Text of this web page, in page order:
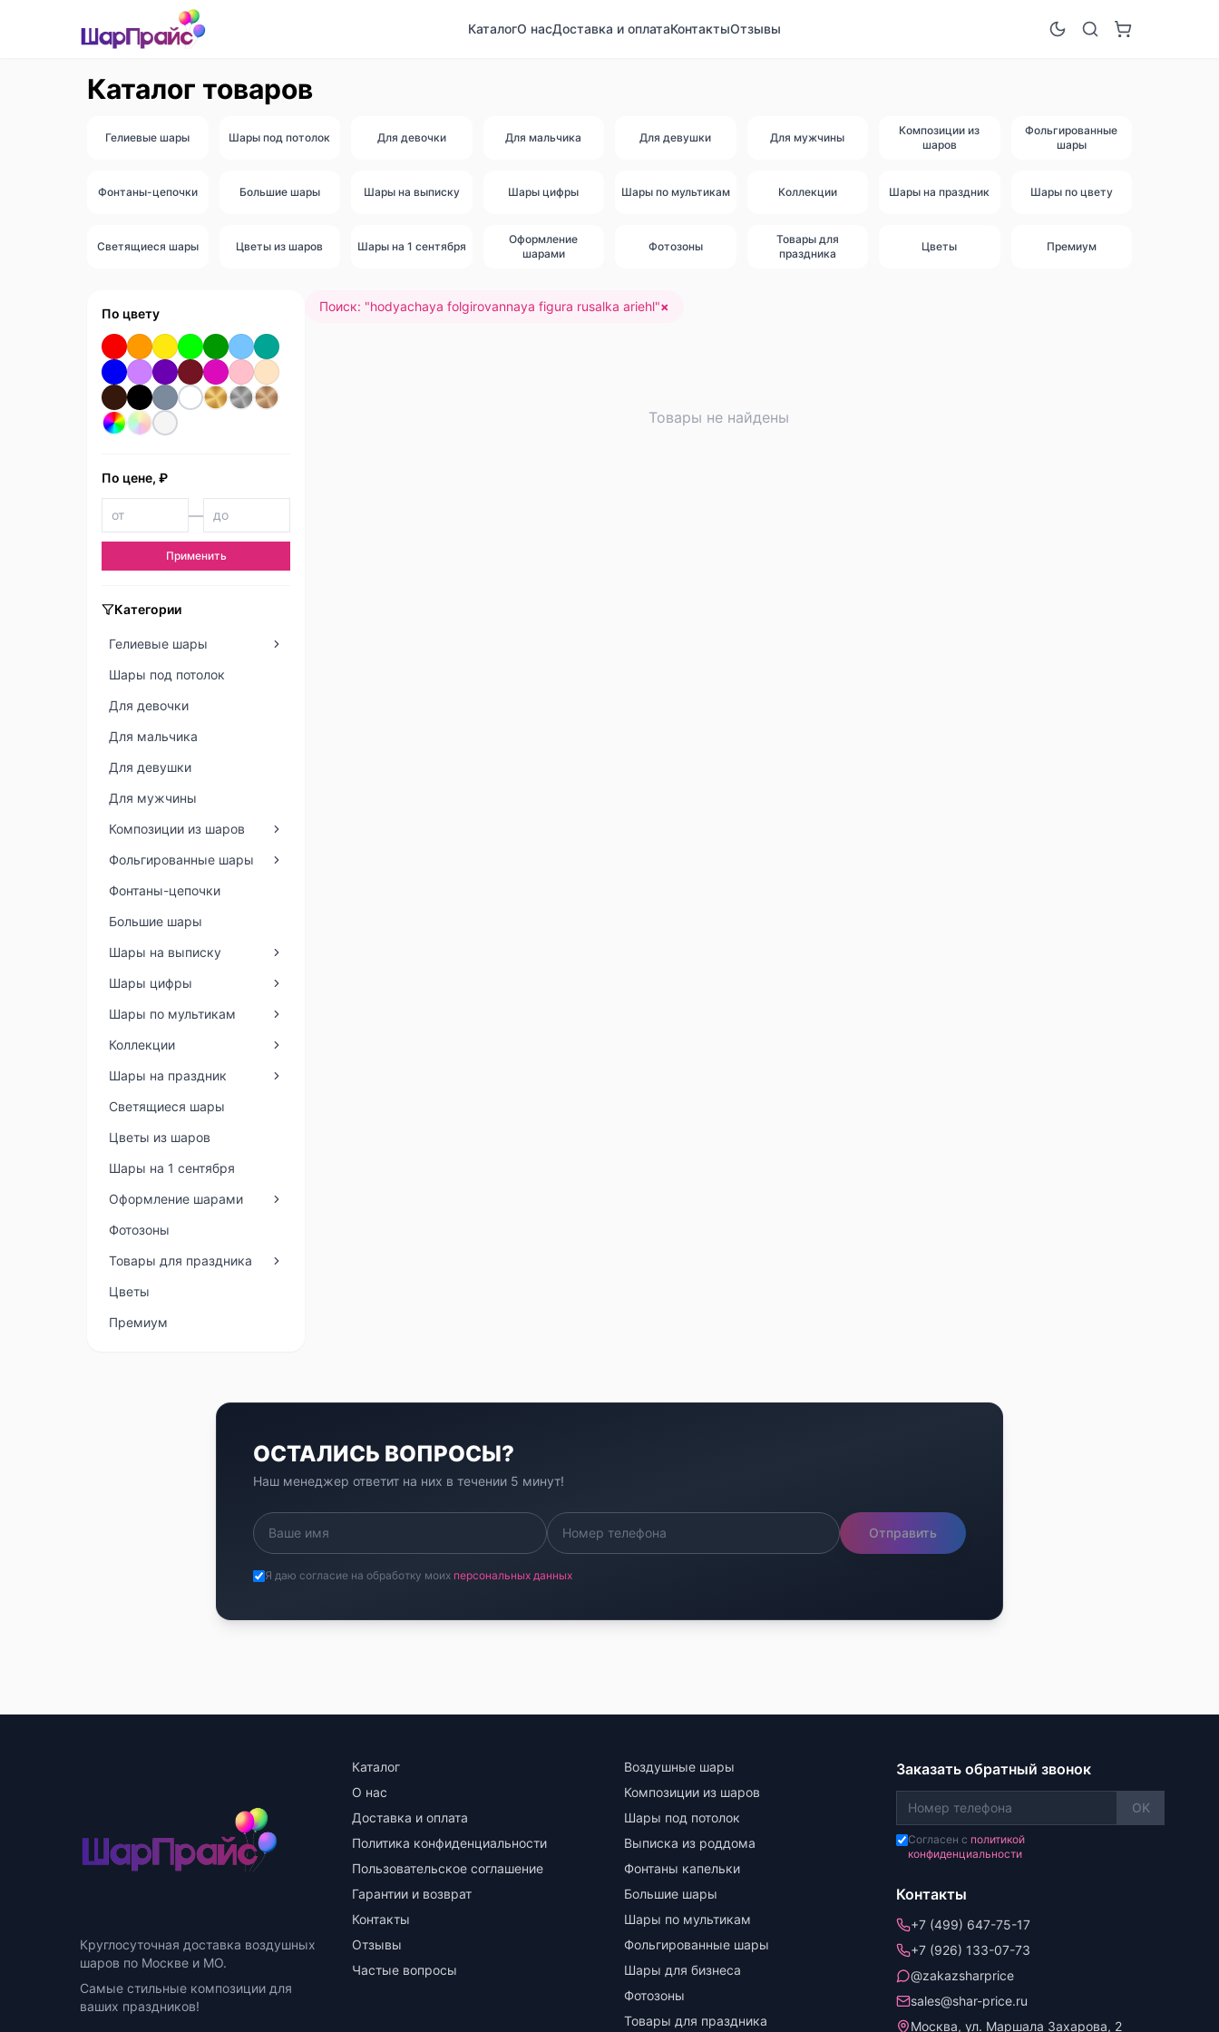
КаталогО насДоставка и оплатаКонтактыОтзывы
Каталог товаров
Гелиевые шары Шары под потолок Для девочки Для мальчика Для девушки Для мужчины
Композиции из
шаров
Фольгированные
шары
Фонтаны-цепочки Большие шары Шары на выписку Шары цифры Шары по мультикам Коллекции Шары на праздник Шары по цвету
Светящиеся шары Цветы из шаров Шары на 1 сентября
Оформление
шарами
Фотозоны
Товары для
праздника
Цветы Премиум
По цвету
По цене, ₽
—
Применить
Категории
Гелиевые шары
Шары под потолок
Для девочки
Для мальчика
Для девушки
Для мужчины
Композиции из шаров
Фольгированные шары
Фонтаны-цепочки
Большие шары
Шары на выписку
Шары цифры
Шары по мультикам
Коллекции
Шары на праздник
Светящиеся шары
Цветы из шаров
Шары на 1 сентября
Оформление шарами
Фотозоны
Товары для праздника
Цветы
Премиум
Поиск: "hodyachaya folgirovannaya figura rusalka ariehl"×
Товары не найдены
ОСТАЛИСЬ ВОПРОСЫ?
Наш менеджер ответит на них в течении 5 минут!
Отправить
Я даю согласие на обработку моих персональных данных
Круглосуточная доставка воздушных
шаров по Москве и МО.
Самые стильные композиции для
ваших праздников!
Каталог
О нас
Доставка и оплата
Политика конфиденциальности
Пользовательское соглашение
Гарантии и возврат
Контакты
Отзывы
Частые вопросы
Воздушные шары
Композиции из шаров
Шары под потолок
Выписка из роддома
Фонтаны капельки
Большие шары
Шары по мультикам
Фольгированные шары
Шары для бизнеса
Фотозоны
Товары для праздника
Заказать обратный звонок
OK
Согласен с политикой
конфиденциальности
Контакты
+7 (499) 647-75-17
+7 (926) 133-07-73
@zakazsharprice
sales@shar-price.ru
Москва, ул. Маршала Захарова, 2